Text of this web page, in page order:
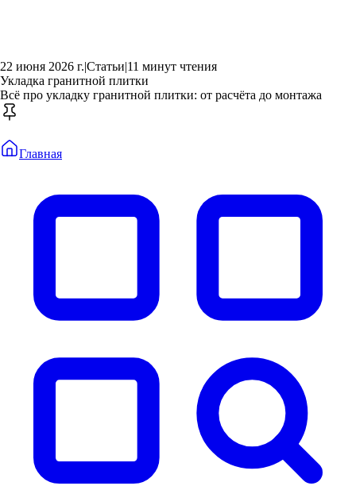
22 июня 2026 г.|Статьи|11 минут чтения
Укладка гранитной плитки
Всё про укладку гранитной плитки: от расчёта до монтажа
Главная